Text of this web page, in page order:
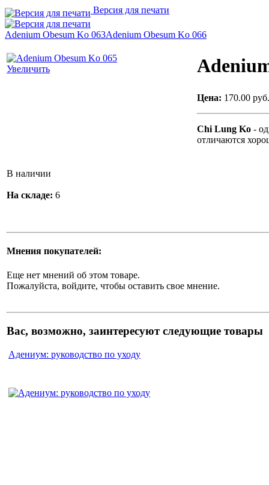
Версия для печати
Adenium Obesum Ko 063Adenium Obesum Ko 066
Увеличить
Цена: 170.00 руб.
Chi Lung Ko -
отличаются
В наличии
На складе: 6
Мнения покупателей:
Еще нет мнений об этом товаре.
Пожалуйста, войдите, чтобы оставить свое мнение.
Вас, возможно, заинтересуют следующие товары
Адениум: руководство по уходу